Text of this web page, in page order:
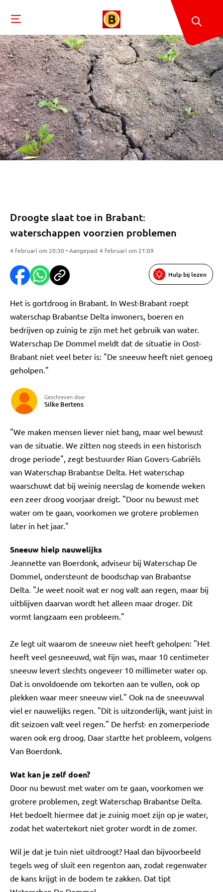
Droogte slaat toe in Brabant:
waterschappen voorzien problemen
4 februari om 20:30 • Aangepast 4 februari om 21:09
Hulp bij lezen
Het is gortdroog in Brabant. In West-Brabant roept
waterschap Brabantse Delta inwoners, boeren en
bedrijven op zuinig te zijn met het gebruik van water.
Waterschap De Dommel meldt dat de situatie in Oost-
Brabant niet veel beter is: "De sneeuw heeft niet genoeg
geholpen."
Geschreven door
Silke Bertens
"We maken mensen liever niet bang, maar wel bewust
van de situatie. We zitten nog steeds in een historisch
droge periode", zegt bestuurder Rian Govers-Gabriëls
van Waterschap Brabantse Delta. Het waterschap
waarschuwt dat bij weinig neerslag de komende weken
een zeer droog voorjaar dreigt. "Door nu bewust met
water om te gaan, voorkomen we grotere problemen
later in het jaar."
Sneeuw hielp nauwelijks
Jeannette van Boerdonk, adviseur bij Waterschap De
Dommel, ondersteunt de boodschap van Brabantse
Delta. "Je weet nooit wat er nog valt aan regen, maar bij
uitblijven daarvan wordt het alleen maar droger. Dit
vormt langzaam een probleem."
Ze legt uit waarom de sneeuw niet heeft geholpen: "Het
heeft veel gesneeuwd, wat fijn was, maar 10 centimeter
sneeuw levert slechts ongeveer 10 millimeter water op.
Dat is onvoldoende om tekorten aan te vullen, ook op
plekken waar meer sneeuw viel." Ook na de sneeuwval
viel er nauwelijks regen. "Dit is uitzonderlijk, want juist in
dit seizoen valt veel regen." De herfst- en zomerperiode
waren ook erg droog. Daar startte het probleem, volgens
Van Boerdonk.
Wat kan je zelf doen?
Door nu bewust met water om te gaan, voorkomen we
grotere problemen, zegt Waterschap Brabantse Delta.
Het bedoelt hiermee dat je zuinig moet zijn op je water,
zodat het watertekort niet groter wordt in de zomer.
Wil je dat je tuin niet uitdroogt? Haal dan bijvoorbeeld
tegels weg of sluit een regenton aan, zodat regenwater
de kans krijgt in de bodem te zakken. Dat tipt